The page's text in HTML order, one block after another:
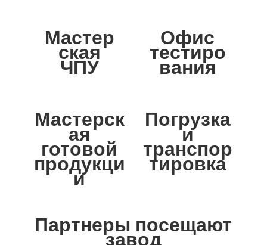
Мастер
ская
ЧПУ
Офис
тестиро
вания
Мастерск
ая
готовой
продукци
и
Погрузка
и
транспор
тировка
Партнеры посещают
завод